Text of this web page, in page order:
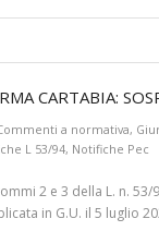
CARTABIA:
a normativa,
L 53/94, Notifiche Pec
2 e 3 della L.
in G.U. il 5 luglio